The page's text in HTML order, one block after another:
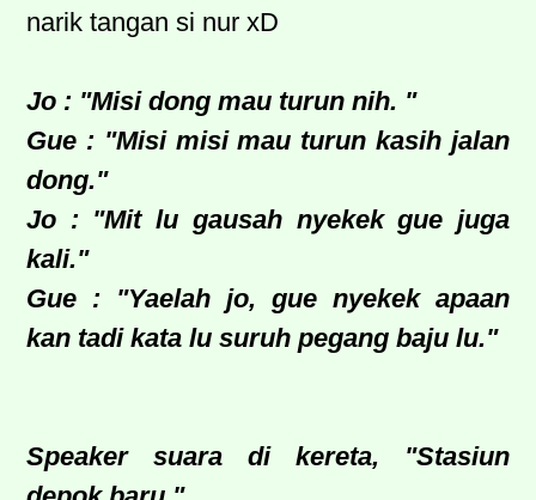
narik tangan si nur xD
Jo : "Misi dong mau turun nih. "
Gue : "Misi misi mau turun kasih jalan
dong."
Jo : "Mit lu gausah nyekek gue juga
kali."
Gue : "Yaelah jo, gue nyekek apaan
kan tadi kata lu suruh pegang baju lu."
Speaker suara di kereta, "Stasiun